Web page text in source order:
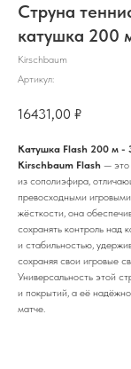
Струна
катушка 200
Kirschbaum
Артикул:
16431,00 ₽
Катушка Flash 200 м -
Kirschbaum Flash — это
из сополиэфира,
превосходными
жёсткости, она
сохранять контроль над
и стабильностью,
сохраняя свои игровые
Универсальность этой
и покрытий, а её
матче.